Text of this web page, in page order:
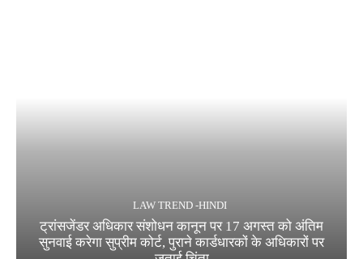
LAW TREND -HINDI
ट्रांसजेंडर अधिकार संशोधन कानून पर 17 अगस्त को अंतिम
सुनवाई करेगा सुप्रीम कोर्ट, पुराने कार्डधारकों के अधिकारों पर